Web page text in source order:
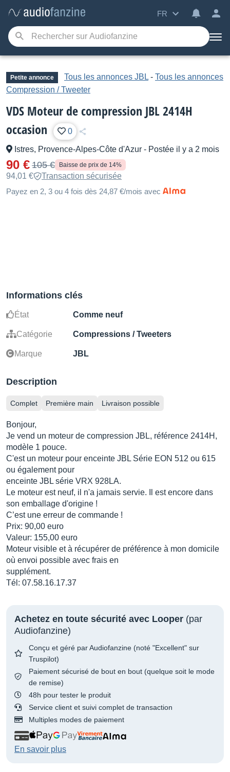
FR
Petite annonce Tous les annonces JBL - Tous les annonces
Compression / Tweeter
VDS Moteur de compression JBL 2414H
occasion
0
Istres, Provence-Alpes-Côte d'Azur - Postée il y a 2 mois
90 € 105 € Baisse de prix de 14%
94,01 €
Transaction sécurisée
Payez en 2, 3 ou 4 fois dès 24,87 €/mois avec
Informations clés
État Comme neuf
Catégorie Compressions / Tweeters
Marque JBL
Description
Complet Première main Livraison possible
Bonjour,
Je vend un moteur de compression JBL, référence 2414H,
modèle 1 pouce.
C'est un moteur pour enceinte JBL Série EON 512 ou 615
ou également pour
enceinte JBL série VRX 928LA.
Le moteur est neuf, il n'a jamais servie. Il est encore dans
son emballage d'origine !
C’est une erreur de commande !
Prix: 90,00 euro
Valeur: 155,00 euro
Moteur visible et à récupérer de préférence à mon domicile
où envoi possible avec frais en
supplément.
Tél: 07.58.16.17.37
Achetez en toute sécurité avec Looper (par
Audiofanzine)
Conçu et géré par Audiofanzine (noté "Excellent" sur
Truspilot)
Paiement sécurisé de bout en bout (quelque soit le mode
de remise)
48h pour tester le produit
Service client et suivi complet de transaction
Multiples modes de paiement
En savoir plus